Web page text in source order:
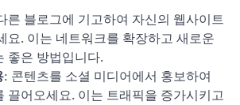
른 블로그에 기고하여 자신의 웹사이트
요. 이는 네트워크를 확장하고 새로운
좋은 방법입니다.
: 콘텐츠를 소셜 미디어에서 홍보하여
끌어오세요. 이는 트래픽을 증가시키고